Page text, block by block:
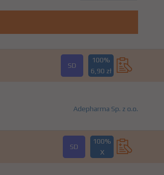
SD
100%
6,90 zł
Adepharma Sp. z o.o.
SD
100%
X